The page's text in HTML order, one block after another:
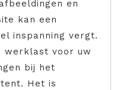
en
kan een
inspanning vergt.
werklast voor uw
bij het
Het is